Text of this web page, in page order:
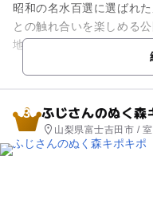
昭和の名水百選に選ばれ
との触れ合いを楽しめる
地内は森の散策路などの
『リバーサイドゾーン』
3 ふじさんのぬく森
山梨県富士吉田市 /